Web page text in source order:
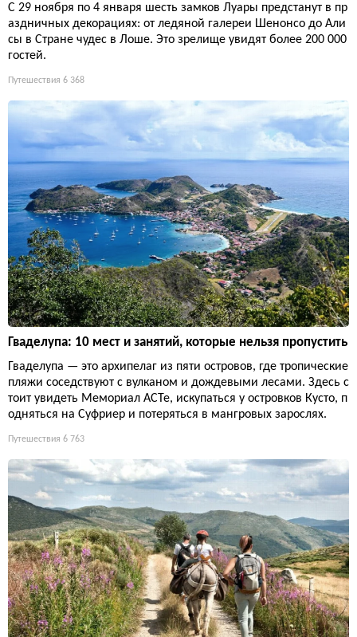
С 29 ноября по 4 января шесть замков Луары предстанут в пр
аздничных декорациях: от ледяной галереи Шенонсо до Али
сы в Стране чудес в Лоше. Это зрелище увидят более 200 000
гостей.
Путешествия 6 368
Гваделупа: 10 мест и занятий, которые нельзя пропустить
Гваделупа — это архипелаг из пяти островов, где тропические
пляжи соседствуют с вулканом и дождевыми лесами. Здесь с
тоит увидеть Мемориал ACTe, искупаться у островков Кусто, п
одняться на Суфриер и потеряться в мангровых зарослях.
Путешествия 6 763